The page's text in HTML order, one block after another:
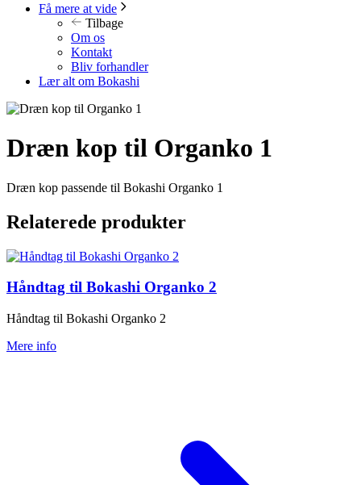
Få mere at vide
Tilbage
Om os
Kontakt
Bliv forhandler
Lær alt om Bokashi
Dræn kop til Organko 1
Dræn kop passende til Bokashi Organko 1
Relaterede produkter
Håndtag til Bokashi Organko 2
Håndtag til Bokashi Organko 2
Mere info